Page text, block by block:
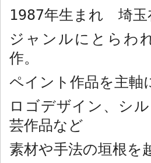
1987年生まれ 埼玉
ジャンルにとらわ
作。
ペイント作品を主軸
ロゴデザイン、シ
芸作品など
素材や手法の垣根を